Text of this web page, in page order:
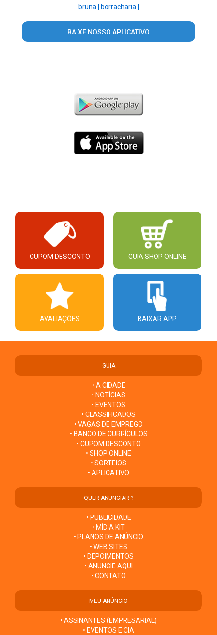
bruna | borracharia |
BAIXE NOSSO APLICATIVO
CUPOM DESCONTO GUIA SHOP ONLINE
AVALIAÇÕES BAIXAR APP
GUIA
• A CIDADE
• NOTÍCIAS
• EVENTOS
• CLASSIFICADOS
• VAGAS DE EMPREGO
• BANCO DE CURRÍCULOS
• CUPOM DESCONTO
• SHOP ONLINE
• SORTEIOS
• APLICATIVO
QUER ANUNCIAR ?
• PUBLICIDADE
• MÍDIA KIT
• PLANOS DE ANÚNCIO
• WEB SITES
• DEPOIMENTOS
• ANUNCIE AQUI
• CONTATO
MEU ANÚNCIO
• ASSINANTES (EMPRESARIAL)
• EVENTOS E CIA